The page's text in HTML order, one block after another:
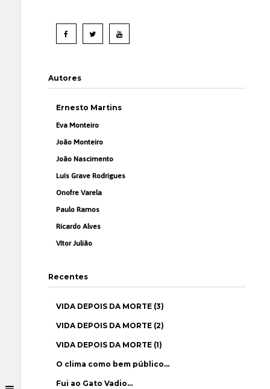
Autores
Ernesto Martins
Eva Monteiro
João Monteiro
João Nascimento
Luís Grave Rodrigues
Onofre Varela
Paulo Ramos
Ricardo Alves
Vítor Julião
Recentes
VIDA DEPOIS DA MORTE (3)
VIDA DEPOIS DA MORTE (2)
VIDA DEPOIS DA MORTE (1)
O clima como bem público…
Fui ao Gato Vadio…